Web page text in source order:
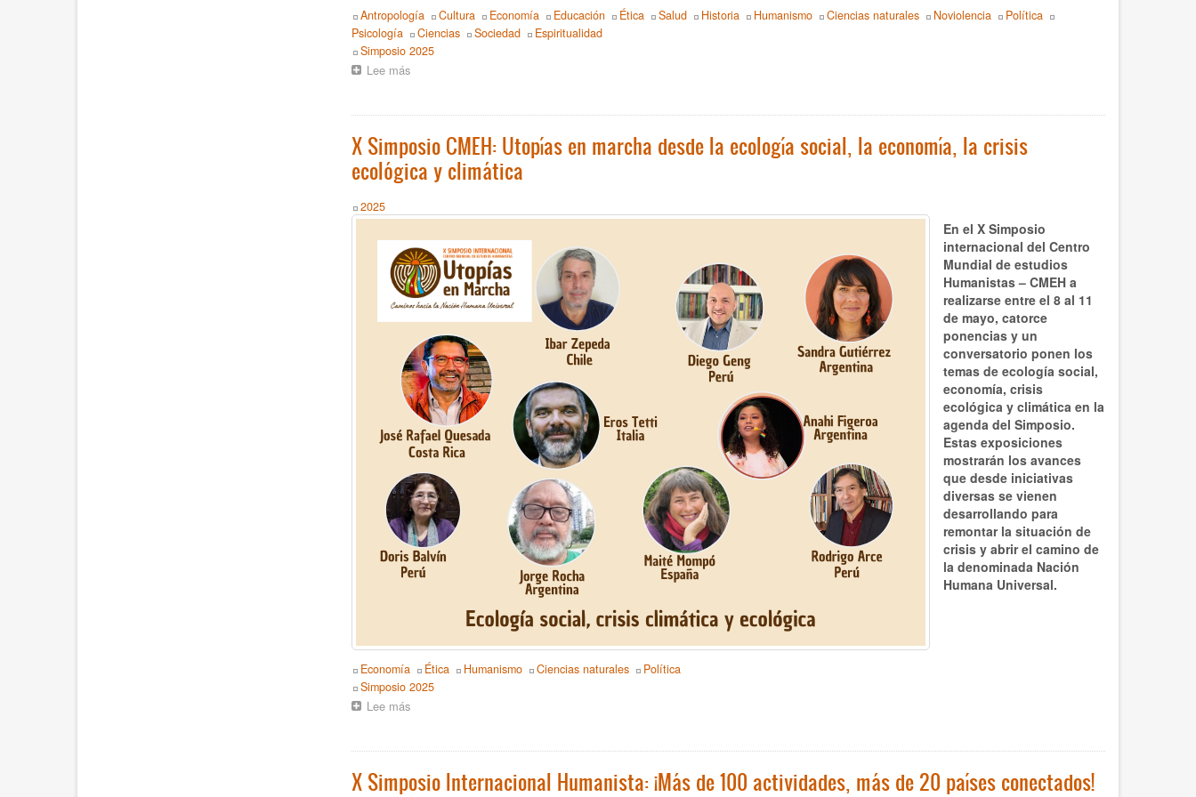
Topics
Antropología Cultura Economía Educación Ética Salud Historia Humanismo Ciencias naturales Noviolencia
Política
Psicología
Ciencias Sociedad Espiritualidad
Event
Simposio 2025
Lee mássobre
CMEH:
Utopías
en
marcha
se
hoy
toda
la
información
para
participar
X Simposio CMEH: Utopías en marcha desde la ecología social, la economía, la crisis
ecológica y climática
Year
2025
En el X Simposio
internacional del Centro
Mundial de estudios
Humanistas – CMEH a
realizarse entre el 8 al 11
de mayo, catorce
ponencias y un
conversatorio ponen los
temas de ecología social,
economía, crisis
ecológica y climática en la
agenda del Simposio.
Estas exposiciones
mostrarán los avances
que desde iniciativas
diversas se vienen
desarrollando para
remontar la situación de
crisis y abrir el camino de
la denominada Nación
Humana Universal.
Topics
Economía Ética Humanismo Ciencias naturales Política
Event
Simposio 2025
Lee mássobre
CMEH:
Utopías
en
X Simposio Internacional Humanista: ¡Más de 100 actividades, más de 20 países conectados!